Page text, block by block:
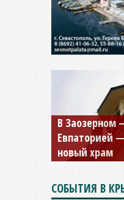
Мужской
и Дамиана в
открыт для
СОБЫТИЯ В